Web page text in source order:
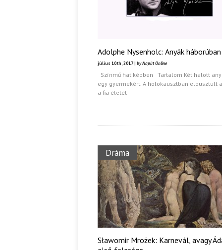
Adolphe Nysenholc: Anyák háborúban
július 10th, 2017 | by Napút Online
Színmű hat képben Tartalom Két halott
egy gyermekért. A holokausztban elpusztult
a fia életét
Dráma
Sławomir Mrożek: Karnevál, avagy